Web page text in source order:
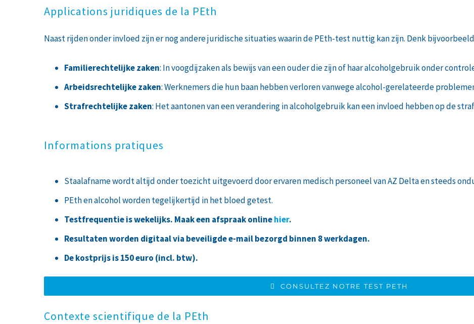
Applications juridiques de la PEth
Naast rijden onder invloed zijn er nog andere juridische situaties waarin de PEth-test nuttig kan zijn. Denk bijvoorbeeld
Familierechtelijke zaken: In voogdijzaken als bewijs van een ouder die zijn of haar alcoholgebruik onder
Arbeidsrechtelijke zaken: Werknemers die hun baan hebben verloren vanwege alcohol-gerelateerde
Strafrechtelijke zaken: Het aantonen van een verandering in alcoholgebruik kan een invloed hebben op de
Informations pratiques
Staalafname wordt altijd onder toezicht uitgevoerd door ervaren medisch personeel van AZ Delta en steeds
PEth en alcohol worden tegelijkertijd in het bloed getest.
Testfrequentie is wekelijks. Maak een afspraak onlinehier.
Resultaten worden digitaal via beveiligde e-mail bezorgd binnen 8 werkdagen.
De kostprijs is 150 euro (incl. btw).
CONSULTEZ NOTRE TEST PETH
Contexte scientifique de la PEth